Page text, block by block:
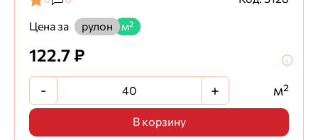
Цена за
рулон м²
122.7 ₽
- + м²
В корзину